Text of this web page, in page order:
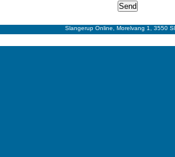
Slangerup Online, Morelvang 1, 3550